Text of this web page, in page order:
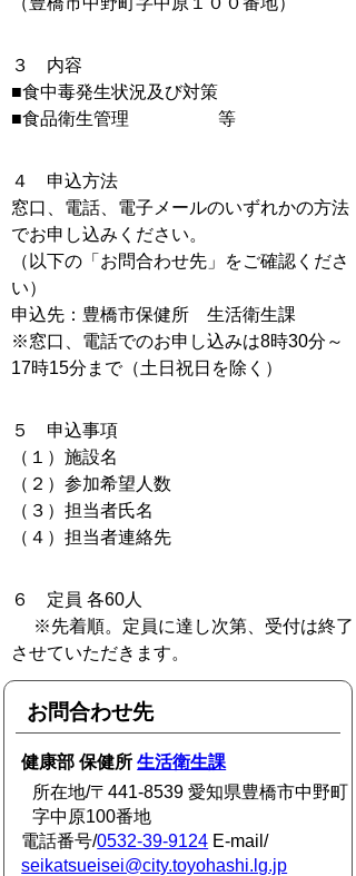
３ 内容
■食中毒発生状況及び対策
■食品衛生管理 等
４ 申込方法
窓口、電話、電子メールのいずれかの方法
でお申し込みください。
（以下の「お問合わせ先」をご確認くださ
い）
申込先：豊橋市保健所 生活衛生課
※窓口、電話でのお申し込みは8時30分～
17時15分まで（土日祝日を除く）
５ 申込事項
（１）施設名
（２）参加希望人数
（３）担当者氏名
（４）担当者連絡先
６ 定員 各60人
※先着順。定員に達し次第、受付は終了
させていただきます。
お問合わせ先
健康部 保健所生活衛生課
所在地/〒441-8539 愛知県豊橋市中野町
字中原100番地
電話番号/0532-39-9124 E-mail/
seikatsueisei@city.toyohashi.lg.jp